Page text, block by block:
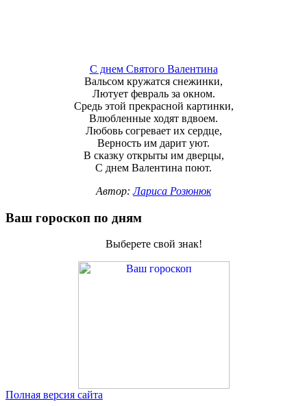
С днем Святого Валентина
Вальсом кружатся снежинки,
Лютует февраль за окном.
Средь этой прекрасной картинки,
Влюбленные ходят вдвоем.
Любовь согревает их сердце,
Верность им дарит уют.
В сказку открыты им дверцы,
С днем Валентина поют.
Автор:Лариса Розюнюк
Ваш гороскоп по дням
Выберете свой знак!
Полная версия сайта